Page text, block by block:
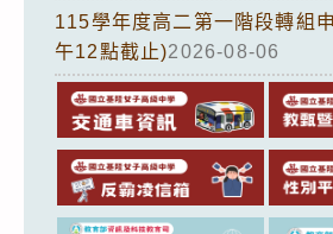
115學年度高二第一階段轉組
午12點截止)2026-08-06